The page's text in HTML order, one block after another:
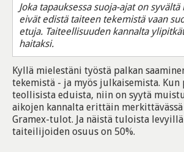
Joka tapauksessa suoja-ajat on syvältä
eivät edistä taiteen tekemistä vaan
etuja. Taiteellisuuden kannalta
haitaksi.
Kyllä mielestäni työstä palkan
tekemistä - ja myös julkaisemista. Kun
teollisista eduista, niin on syytä
aikojen kannalta erittäin merkittävässä
Gramex-tulot. Ja näistä tuloista
taiteilijoiden osuus on 50%.